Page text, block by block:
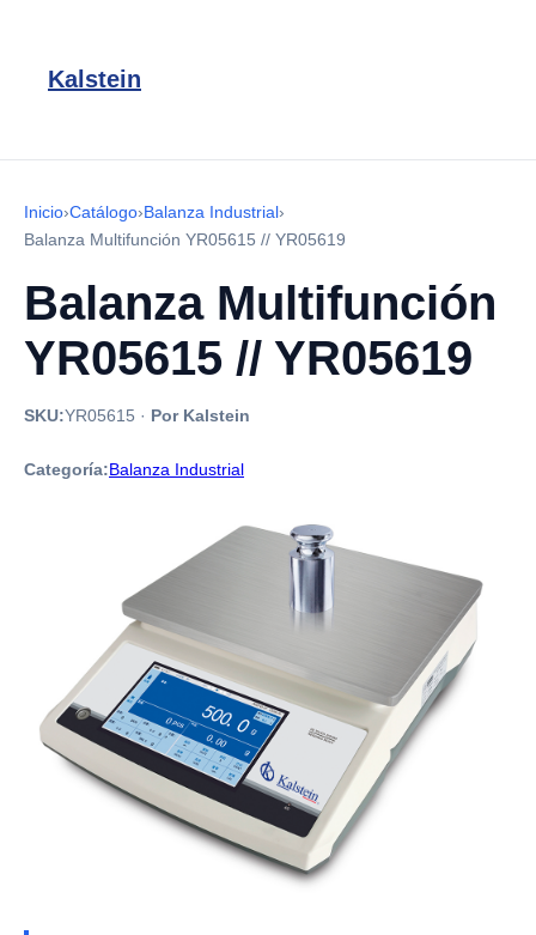
Kalstein
Inicio›Catálogo›Balanza Industrial›
Balanza Multifunción YR05615 // YR05619
Balanza Multifunción
YR05615 // YR05619
SKU:YR05615 · Por Kalstein
Categoría:Balanza Industrial